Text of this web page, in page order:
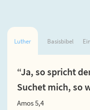
Luther Basisbibel
“Ja, so spricht
Suchet mich, so
Amos 5,4